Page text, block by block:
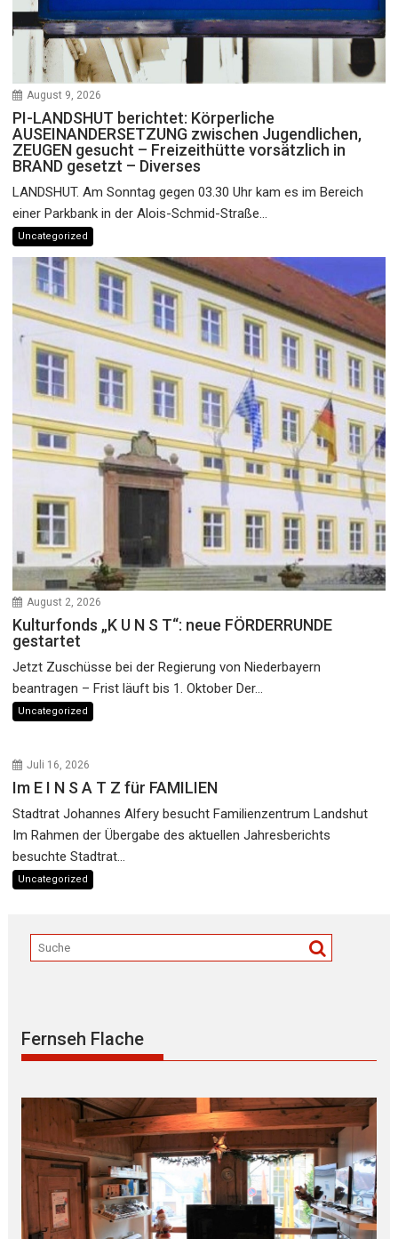
August 9, 2026
PI-LANDSHUT berichtet: Körperliche
AUSEINANDERSETZUNG zwischen Jugendlichen,
ZEUGEN gesucht – Freizeithütte vorsätzlich in
BRAND gesetzt – Diverses
LANDSHUT. Am Sonntag gegen 03.30 Uhr kam es im Bereich
einer Parkbank in der Alois-Schmid-Straße...
Uncategorized
August 2, 2026
Kulturfonds „K U N S T“: neue FÖRDERRUNDE
gestartet
Jetzt Zuschüsse bei der Regierung von Niederbayern
beantragen – Frist läuft bis 1. Oktober Der...
Uncategorized
Juli 16, 2026
Im E I N S A T Z für FAMILIEN
Stadtrat Johannes Alfery besucht Familienzentrum Landshut
Im Rahmen der Übergabe des aktuellen Jahresberichts
besuchte Stadtrat...
Uncategorized
Fernseh Flache